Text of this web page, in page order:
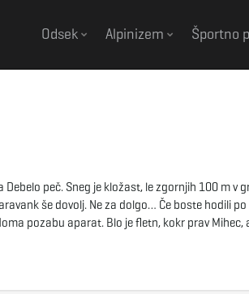
Odsek Alpinizem Športno
peč. Sneg je kložast, le zgornjih 100 m v
še dovolj. Ne za dolgo… Če boste hodili
pozabu aparat. Blo je fletn, kokr prav Mihec,